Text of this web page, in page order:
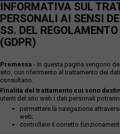
INFORMATIVA SUL
PERSONALI AI SENSI
SS. DEL
(GDPR)
Premessa - In questa pagina vengono
sito, con riferimento al trattamento dei
consultano.
Finalità del trattamento cui sono
utenti del sito web i dati personali
permettere la navigazione
web;
controllare il corretto